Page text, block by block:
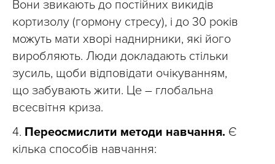
Вони звикають до постійних викидів
кортизолу (гормону стресу), і до 30 років
можуть мати хворі наднирники, які його
виробляють. Люди докладають стільки
зусиль, щоби відповідати очікуванням,
що забувають жити. Це – глобальна
всесвітня криза.
4. Переосмислити методи навчання. Є
кілька способів навчання: